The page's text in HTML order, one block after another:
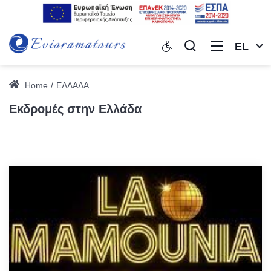
EL
Home ΕΛΛΑΔΑ
Εκδρομές στην Ελλάδα